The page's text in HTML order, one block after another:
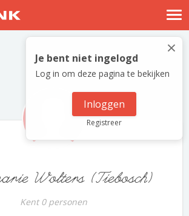
Nostalgische verhalen
Log in
Meld je gratis aan
×
Je bent niet ingelogd
Log in om deze pagina te bekijken
Inloggen
Registreer
Wolters (Tiebosch)
Kent 0 personen